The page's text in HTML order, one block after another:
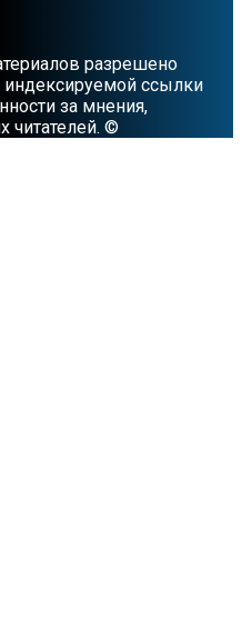
разрешено
индексируемой ссылки
за мнения,
читателей. ©